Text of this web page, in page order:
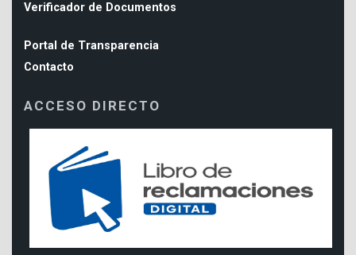
Verificador de Documentos
Portal de Transparencia
Contacto
ACCESO DIRECTO